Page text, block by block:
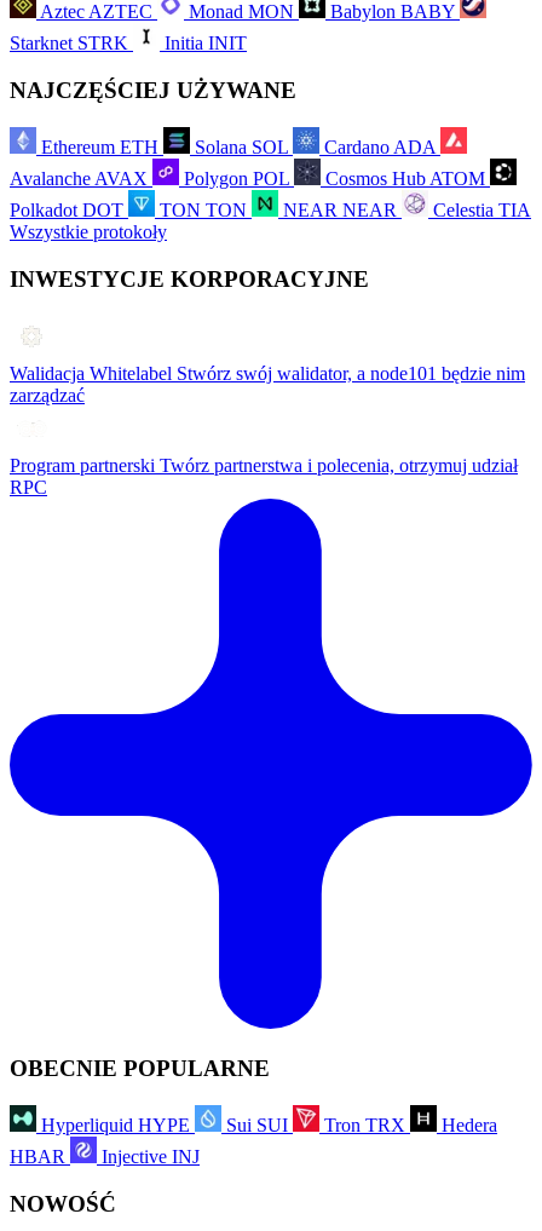
AztecAZTEC Monad MON Babylon BABY
Starknet STRK Initia INIT
NAJCZĘŚCIEJ UŻYWANE
Ethereum ETH Solana SOL Cardano ADA
Avalanche AVAX Polygon POL Cosmos Hub ATOM
Polkadot DOT TON TON NEAR NEAR Celestia TIA
Wszystkie protokoły
INWESTYCJE KORPORACYJNE
Walidacja Whitelabel Stwórz swój walidator, a node101 będzie nim
zarządzać
Program partnerski Twórz partnerstwa i polecenia, otrzymuj udział
RPC
OBECNIE POPULARNE
Hyperliquid HYPE Sui SUI Tron TRX
Hedera
HBAR
Injective INJ
NOWOŚĆ